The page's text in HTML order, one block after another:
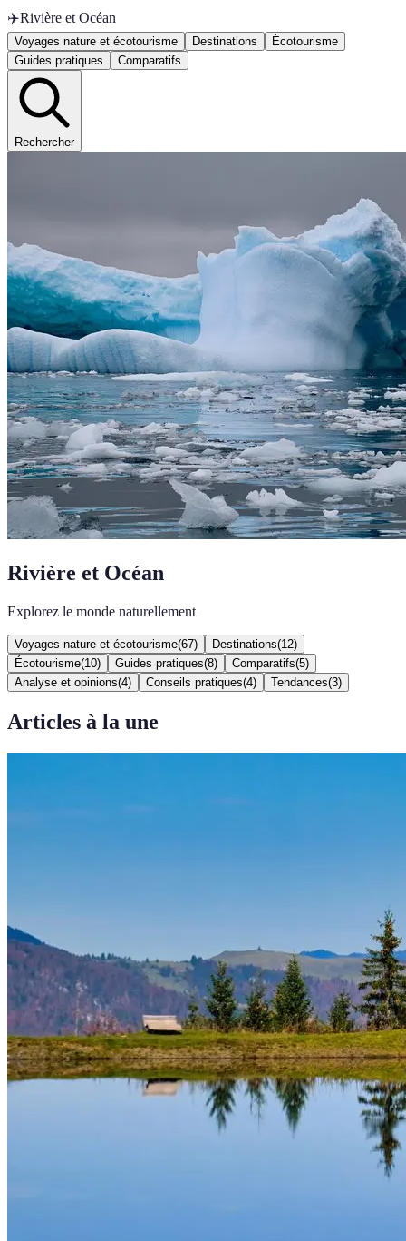
✈️Rivière et Océan
Voyages nature et écotourisme Destinations
Écotourisme
Guides pratiques
Comparatifs
Rechercher
Rivière et Océan
Explorez le monde naturellement
Voyages nature et écotourisme(67) Destinations(12)
Écotourisme(10) Guides pratiques(8) Comparatifs(5)
Analyse et opinions(4) Conseils pratiques(4) Tendances(3)
Articles à la une